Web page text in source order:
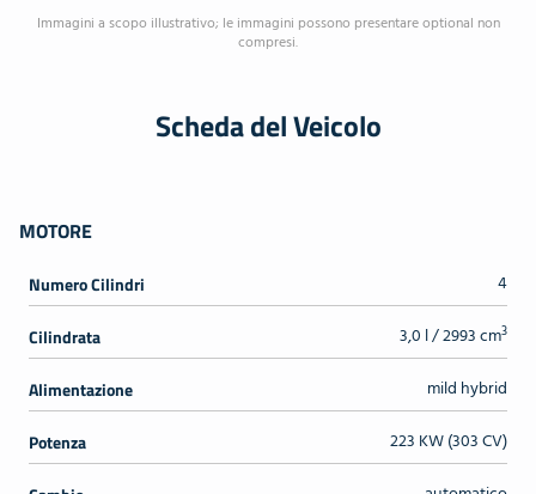
Immagini a scopo illustrativo; le immagini possono presentare optional non
compresi.
Scheda del Veicolo
MOTORE
Numero Cilindri 4
Cilindrata 3,0 l / 2993 cm3
Alimentazione mild hybrid
Potenza 223 KW (303 CV)